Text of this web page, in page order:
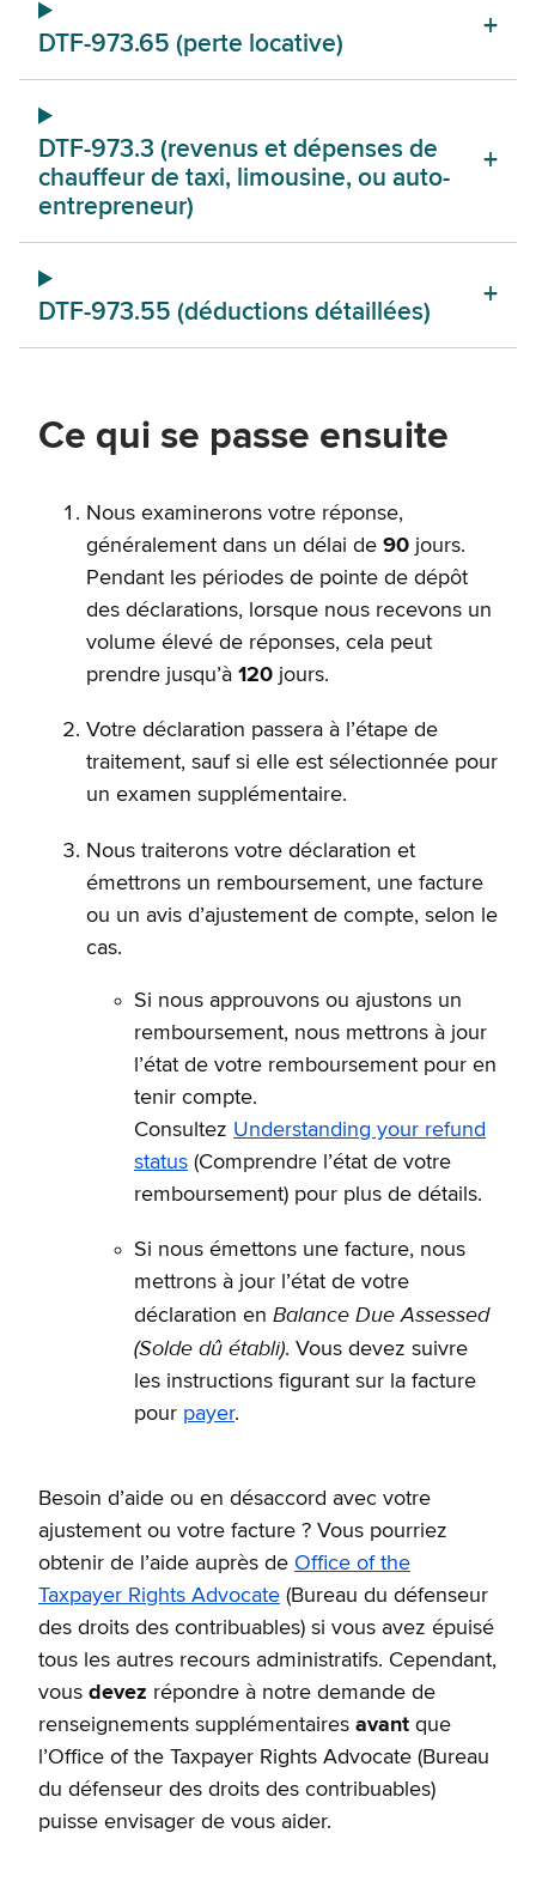
DTF-973.65 (perte locative)
DTF-973.3 (revenus et dépenses de
chauffeur de taxi, limousine, ou auto-
entrepreneur)
DTF-973.55 (déductions détaillées)
Ce qui se passe ensuite
Nous examinerons votre réponse,
généralement dans un délai de 90 jours.
Pendant les périodes de pointe de dépôt
des déclarations, lorsque nous recevons un
volume élevé de réponses, cela peut
prendre jusqu’à 120 jours.
Votre déclaration passera à l’étape de
traitement, sauf si elle est sélectionnée pour
un examen supplémentaire.
Nous traiterons votre déclaration et
émettrons un remboursement, une facture
ou un avis d’ajustement de compte, selon le
cas.
Si nous approuvons ou ajustons un
remboursement, nous mettrons à jour
l’état de votre remboursement pour en
tenir compte.
Consultez Understanding your refund
status (Comprendre l’état de votre
remboursement) pour plus de détails.
Si nous émettons une facture, nous
mettrons à jour l’état de votre
déclaration en Balance Due Assessed
(Solde dû établi). Vous devez suivre
les instructions figurant sur la facture
pour payer.
Besoin d’aide ou en désaccord avec votre
ajustement ou votre facture ? Vous pourriez
obtenir de l’aide auprès de Office of the
Taxpayer Rights Advocate (Bureau du défenseur
des droits des contribuables) si vous avez épuisé
tous les autres recours administratifs. Cependant,
vous devez répondre à notre demande de
renseignements supplémentaires avant que
l’Office of the Taxpayer Rights Advocate (Bureau
du défenseur des droits des contribuables)
puisse envisager de vous aider.